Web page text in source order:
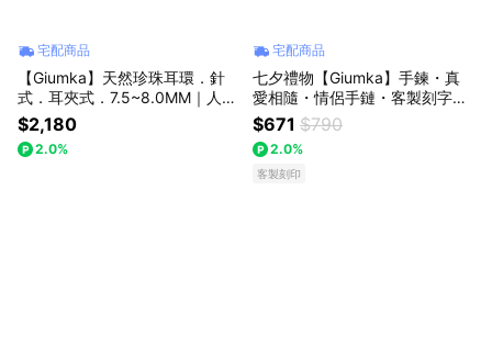
宅配商品
【Giumka】天然珍珠耳環．針
式．耳夾式．7.5~8.0MM｜人魚
的眼淚
$2,180
2.0%
宅配商品
七夕禮物【Giumka】手鍊・真
愛相隨・情侶手鏈・客製刻字｜
週年紀念
$671 $790
2.0%
客製刻印